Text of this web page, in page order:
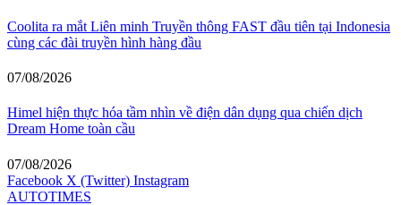
Coolita ra mắt Liên minh Truyền thông FAST đầu tiên tại Indonesia
cùng các đài truyền hình hàng đầu
07/08/2026
Himel hiện thực hóa tầm nhìn về điện dân dụng qua chiến dịch
Dream Home toàn cầu
07/08/2026
Facebook X (Twitter) Instagram
AUTOTIMES